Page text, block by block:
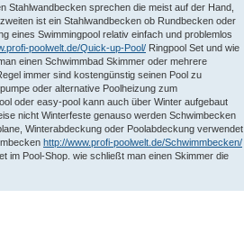
Stahlwandbecken sprechen die meist auf der Hand,
ist ein Stahlwandbecken ob Rundbecken oder
eines Swimmingpool relativ einfach und problemlos
poolwelt.de/Quick-up-Pool/ Ringpool Set und wie
einen Schwimmbad Skimmer oder mehrere
immer sind kostengünstig seinen Pool zu
oder alternative Poolheizung zum
oder easy-pool kann auch über Winter aufgebaut
nicht Winterfeste genauso werden Schwimbecken
Winterabdeckung oder Poolabdeckung verwendet
http://www.profi-poolwelt.de/Schwimmbecken/
im Pool-Shop. wie schließt man einen Skimmer die